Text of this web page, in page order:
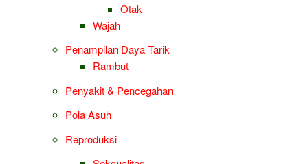
Otak
Wajah
Penampilan Daya Tarik
Rambut
Penyakit & Pencegahan
Pola Asuh
Reproduksi